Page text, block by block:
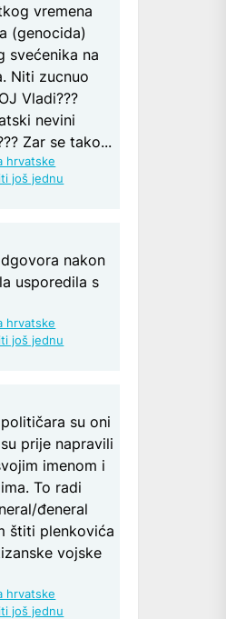
vremena
(genocida)
svećenika na
Niti zucnuo
Vladi???
nevini
Zar se tako...
hrvatske
još jednu
nakon
usporedila s
hrvatske
još jednu
su oni
prije napravili
imenom i
To radi
đeneral
štiti plenkovića
vojske
hrvatske
još jednu